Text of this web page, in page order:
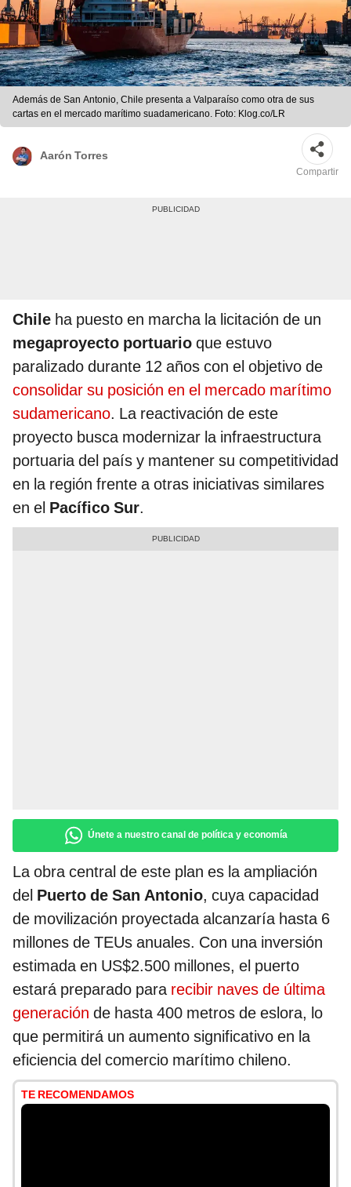
Además de San Antonio, Chile presenta a Valparaíso como otra de sus
cartas en el mercado marítimo suadamericano. Foto: Klog.co/LR
Aarón Torres
Compartir
Chile ha puesto en marcha la licitación de un
megaproyecto portuario que estuvo
paralizado durante 12 años con el objetivo de
consolidar su posición en el mercado marítimo
sudamericano. La reactivación de este
proyecto busca modernizar la infraestructura
portuaria del país y mantener su competitividad
en la región frente a otras iniciativas similares
en el Pacífico Sur.
Únete a nuestro canal de política y economía
La obra central de este plan es la ampliación
del Puerto de San Antonio, cuya capacidad
de movilización proyectada alcanzaría hasta 6
millones de TEUs anuales. Con una inversión
estimada en US$2.500 millones, el puerto
estará preparado para recibir naves de última
generación de hasta 400 metros de eslora, lo
que permitirá un aumento significativo en la
eficiencia del comercio marítimo chileno.
TE RECOMENDAMOS